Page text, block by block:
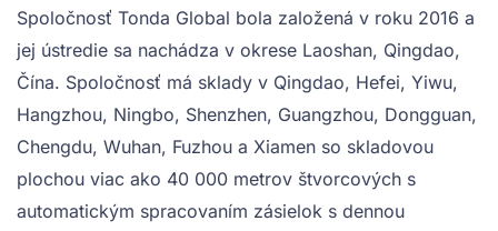
Spoločnosť Tonda Global bola založená v roku 2016 a
jej ústredie sa nachádza v okrese Laoshan, Qingdao,
Čína. Spoločnosť má sklady v Qingdao, Hefei, Yiwu,
Hangzhou, Ningbo, Shenzhen, Guangzhou, Dongguan,
Chengdu, Wuhan, Fuzhou a Xiamen so skladovou
plochou viac ako 40 000 metrov štvorcových s
automatickým spracovaním zásielok s dennou